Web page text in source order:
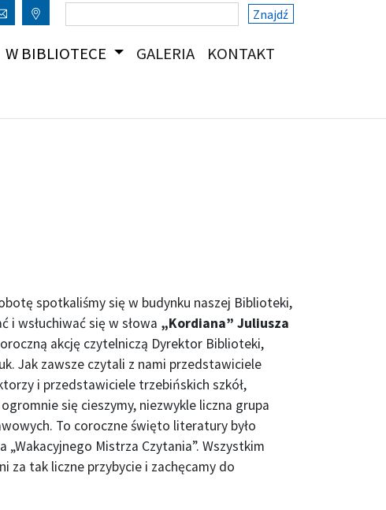
Znajdź
W BIBLIOTECE GALERIA(CURRENT)
KONTAKT
spotkaliśmy się w budynku naszej Biblioteki,
i wsłuchiwać się w słowa „Kordiana” Juliusza
akcję czytelniczą Dyrektor Biblioteki,
Jak zawsze czytali z nami przedstawiciele
i przedstawiciele trzebińskich szkół,
się cieszymy, niezwykle liczna grupa
To coroczne święto literatury było
Mistrza Czytania”. Wszystkim
za tak liczne przybycie i zachęcamy do